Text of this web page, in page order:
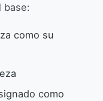
base:
como su
como